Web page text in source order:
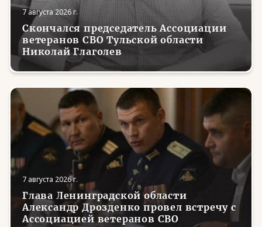
7 августа 2026 г.
Скончался председатель Ассоциации
ветеранов СВО Тульской области
Николай Глаголев
7 августа 2026 г.
Глава Ленинградской области
Александр Дрозденко провел встречу с
Ассоциацией ветеранов СВО